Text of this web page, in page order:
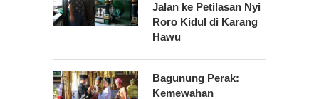
Jalan ke Petilasan Nyi
Roro Kidul di Karang
Hawu
Bagunung Perak:
Kemewahan